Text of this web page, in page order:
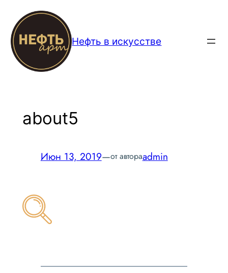
Перейти
содержимому
Нефть в искусстве
about5
Июн 13, 2019—от автораadmin